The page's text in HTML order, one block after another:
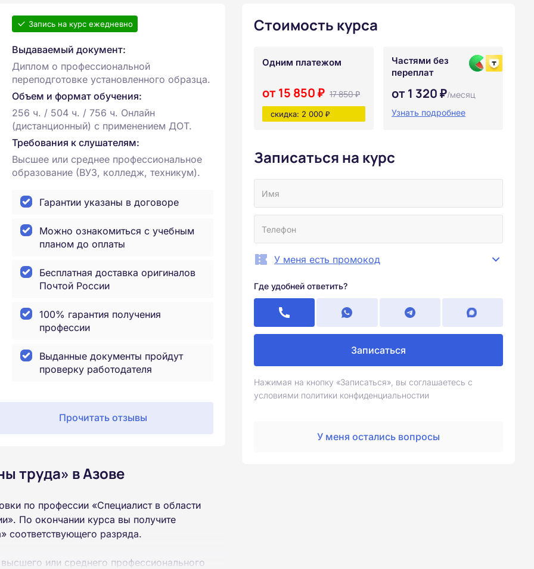
Запись на курс ежедневно
Выдаваемый документ:
Диплом о профессиональной
переподготовке установленного образца.
Объем и формат обучения:
256 ч. / 504 ч. / 756 ч. Онлайн
(дистанционный) с применением ДОТ.
Требования к слушателям:
Высшее или среднее профессиональное
образование (ВУЗ, колледж, техникум).
Гарантии указаны в договоре
Можно ознакомиться с учебным
планом до оплаты
Бесплатная доставка оригиналов
Почтой России
100% гарантия получения
профессии
Выданные документы пройдут
проверку работодателя
Прочитать отзывы
труда» в Азове
по профессии «Специалист в области
По окончании курса вы получите
соответствующего разряда.
или среднего профессионального
Стоимость курса
Одним платежом
от 15 850 ₽ 17 850 ₽
скидка: 2 000 ₽
Частями без
переплат
от 1 320 ₽/месяц
Узнать подробнее
Записаться на курс
У меня есть промокод
Где удобней ответить?
Записаться
Нажимая на кнопку «Записаться», вы соглашаетесь с
условиями политики конфиденциальностии
У меня остались вопросы